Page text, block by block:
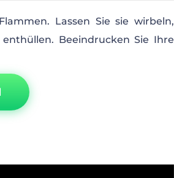
Lassen Sie sie wirbeln,
Beeindrucken Sie Ihre